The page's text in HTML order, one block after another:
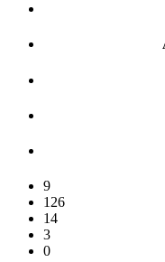
9
126
14
3
0